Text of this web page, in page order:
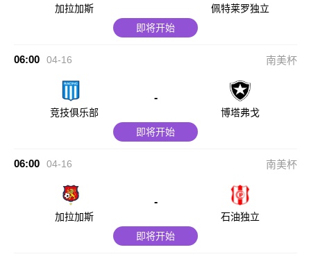
加拉加斯
佩特莱罗独立
即将开始
06:00 04-16 南美杯
竞技俱乐部
-
博塔弗戈
即将开始
06:00 04-16 南美杯
加拉加斯
-
石油独立
即将开始